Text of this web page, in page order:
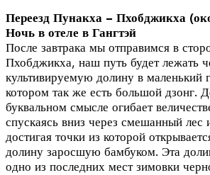
Переезд Пунакха – Пхобджикха
Ночь в отеле в Гангтэй
После завтрака мы отправимся в
Пхобджикха, наш путь будет лежать
культивируемую долину в маленький
котором так же есть большой дзонг.
буквальном смысле огибает
спускаясь вниз через смешанный лес
достигая точки из которой
долину заросшую бамбуком. Эта
одно из последних мест зимовки